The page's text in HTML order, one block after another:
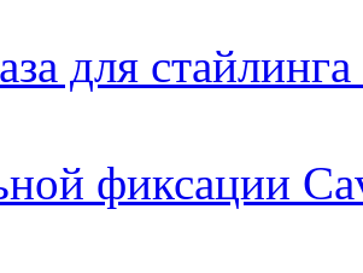
для
фиксации